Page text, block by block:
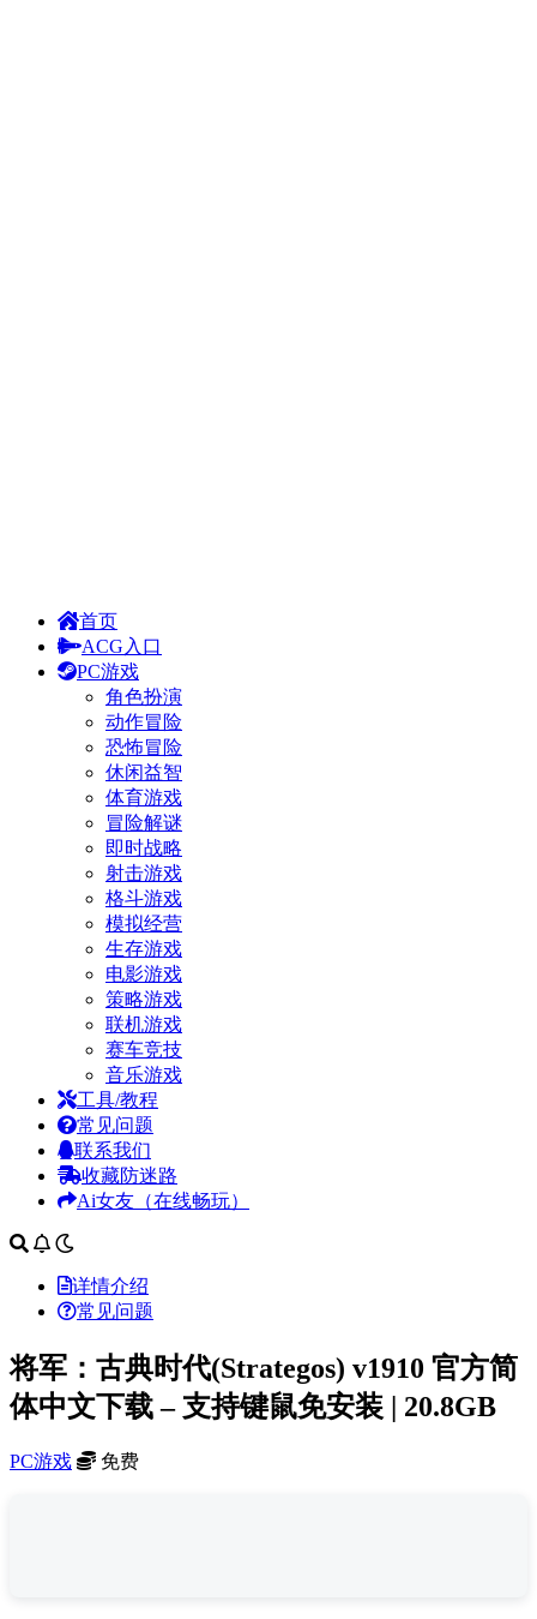
首页
ACG入口
PC游戏
角色扮演
动作冒险
恐怖冒险
休闲益智
体育游戏
冒险解谜
即时战略
射击游戏
格斗游戏
模拟经营
生存游戏
电影游戏
策略游戏
联机游戏
赛车竞技
音乐游戏
工具/教程
常见问题
联系我们
收藏防迷路
Ai女友（在线畅玩）
详情介绍
常见问题
将军：古典时代(Strategos) v1910 官方简
体中文下载 – 支持键鼠免安装 | 20.8GB
PC游戏 免费